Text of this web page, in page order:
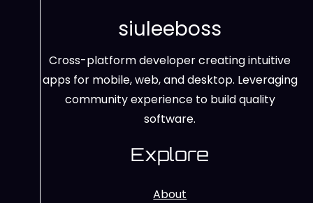
siuleeboss
Cross-platform developer creating intuitive
apps for mobile, web, and desktop. Leveraging
community experience to build quality
software.
Explore
About